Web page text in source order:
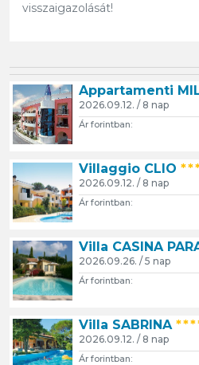
visszaigazolását!
Appartamenti
2026.09.12. / 8 nap
Ár forintban:
Villaggio CLIO
2026.09.12. / 8 nap
Ár forintban:
Villa CASINA
2026.09.26. / 5 nap
Ár forintban:
Villa SABRINA
2026.09.12. / 8 nap
Ár forintban: